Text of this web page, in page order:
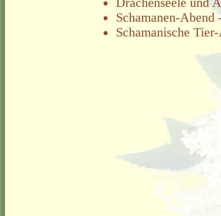
Schamanen-
Schamanische